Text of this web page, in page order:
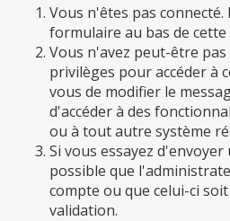
Vous n'êtes pas connecté.
formulaire au bas de cette
Vous n'avez peut-être
privilèges pour accéder à
vous de modifier le
d'accéder à des
ou à tout autre système
Si vous essayez
possible que
compte ou que celui-ci
validation.